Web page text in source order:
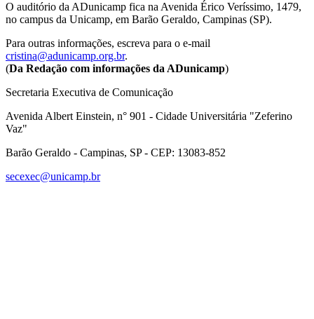
O auditório da ADunicamp fica na Avenida Érico Veríssimo, 1479,
no campus da Unicamp, em Barão Geraldo, Campinas (SP).
Para outras informações, escreva para o e-mail
cristina@adunicamp.org.br.
(Da Redação com informações da ADunicamp)
Secretaria Executiva de Comunicação
Avenida Albert Einstein, n° 901 - Cidade Universitária "Zeferino
Vaz"
Barão Geraldo - Campinas, SP - CEP: 13083-852
secexec@unicamp.br